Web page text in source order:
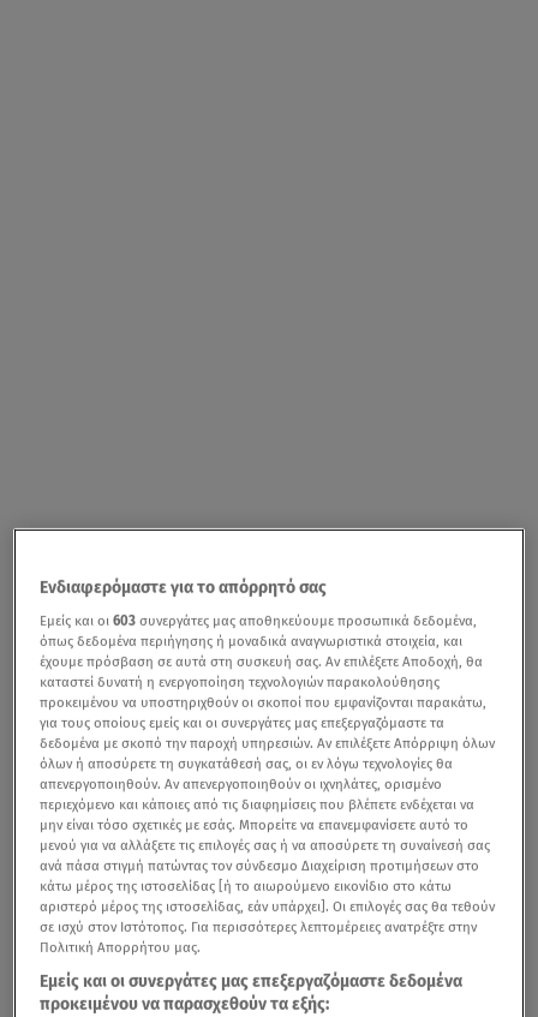
Ενδιαφερόμαστε για το απόρρητό σας
Εμείς και οι603 συνεργάτες μας αποθηκεύουμε προσωπικά δεδομένα,
όπως δεδομένα περιήγησης ή μοναδικά αναγνωριστικά στοιχεία, και
έχουμε πρόσβαση σε αυτά στη συσκευή σας. Αν επιλέξετε Αποδοχή, θα
καταστεί δυνατή η ενεργοποίηση τεχνολογιών παρακολούθησης
προκειμένου να υποστηριχθούν οι σκοποί που εμφανίζονται παρακάτω,
για τους οποίους εμείς και οι συνεργάτες μας επεξεργαζόμαστε τα
δεδομένα με σκοπό την παροχή υπηρεσιών. Αν επιλέξετε Απόρριψη όλων
όλων ή αποσύρετε τη συγκατάθεσή σας, οι εν λόγω τεχνολογίες θα
απενεργοποιηθούν. Αν απενεργοποιηθούν οι ιχνηλάτες, ορισμένο
περιεχόμενο και κάποιες από τις διαφημίσεις που βλέπετε ενδέχεται να
μην είναι τόσο σχετικές με εσάς. Μπορείτε να επανεμφανίσετε αυτό το
μενού για να αλλάξετε τις επιλογές σας ή να αποσύρετε τη συναίνεσή σας
ανά πάσα στιγμή πατώντας τον σύνδεσμο Διαχείριση προτιμήσεων στο
κάτω μέρος της ιστοσελίδας [ή το αιωρούμενο εικονίδιο στο κάτω
αριστερό μέρος της ιστοσελίδας, εάν υπάρχει]. Οι επιλογές σας θα τεθούν
σε ισχύ στον Ιστότοπος. Για περισσότερες λεπτομέρειες ανατρέξτε στην
Πολιτική Απορρήτου μας.
Εμείς και οι συνεργάτες μας επεξεργαζόμαστε δεδομένα
προκειμένου να παρασχεθούν τα εξής: